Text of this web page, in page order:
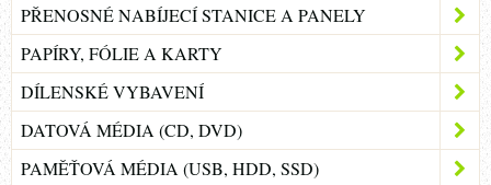
PŘENOSNÉ NABÍJECÍ STANICE A PANELY
PAPÍRY, FÓLIE A KARTY
DÍLENSKÉ VYBAVENÍ
DATOVÁ MÉDIA (CD, DVD)
PAMĚŤOVÁ MÉDIA (USB, HDD, SSD)